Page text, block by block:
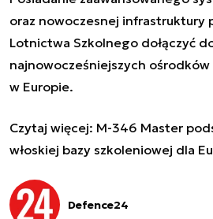
oraz nowoczesnej infrastruktury
Lotnictwa Szkolnego dołączyć
najnowocześniejszych
w Europie.
Czytaj więcej: M-346 Master
włoskiej bazy szkoleniowej dla
Defence24